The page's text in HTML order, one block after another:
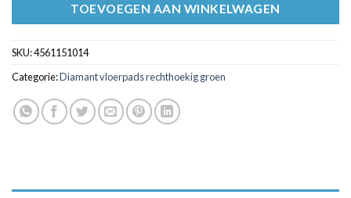
TOEVOEGEN AAN WINKELWAGEN
SKU:4561151014
Categorie:Diamant vloerpads rechthoekig groen